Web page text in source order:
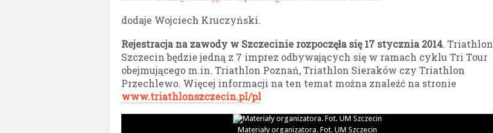
dodaje Wojciech Kruczyński.
Rejestracja na zawody w Szczecinie rozpoczęła się 17 stycznia 2014. Triathlon
Szczecin będzie jedną z 7 imprez odbywających się w ramach cyklu Tri Tour
obejmującego m.in. Triathlon Poznań, Triathlon Sieraków czy Triathlon
Przechlewo. Więcej informacji na ten temat można znaleźć na stronie
www.triathlonszczecin.pl/pl
Materiały organizatora. Fot. UM Szczecin